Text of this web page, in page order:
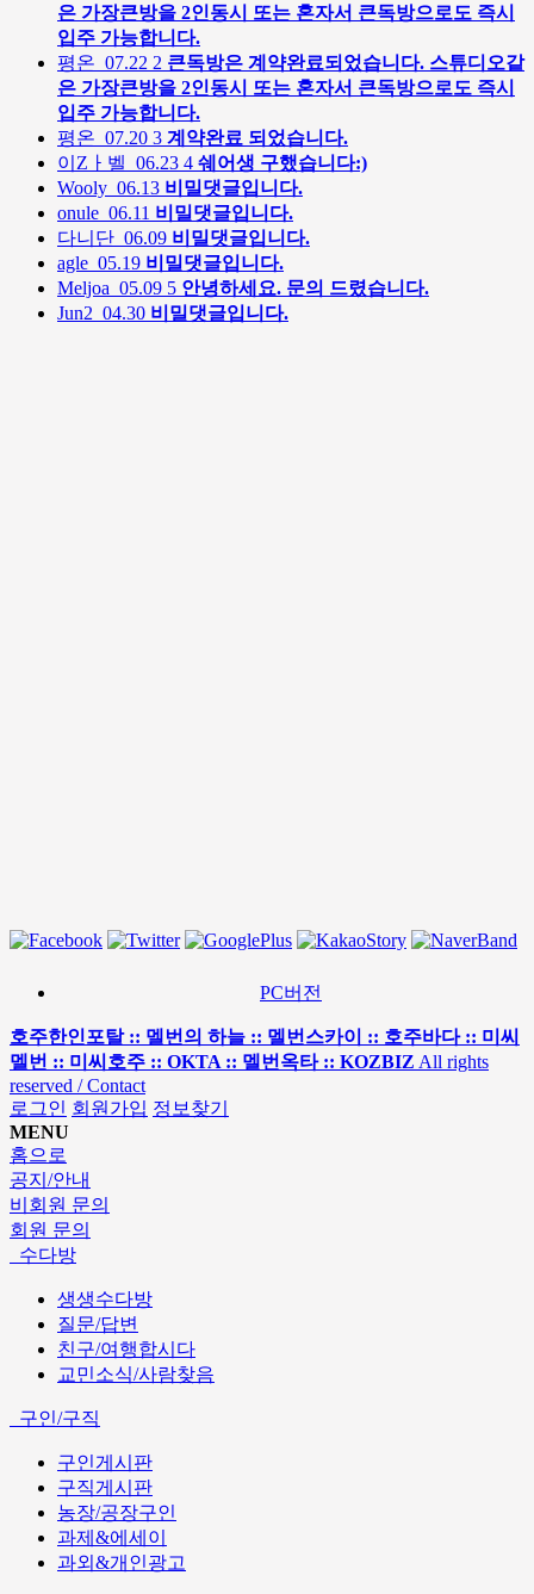
은 가장큰방을 2인동시 또는 혼자서 큰독방으로도 즉시
입주 가능합니다.
평온 07.22 2 큰독방은 계약완료되었습니다. 스튜디오같
은 가장큰방을 2인동시 또는 혼자서 큰독방으로도 즉시
입주 가능합니다.
평온 07.20 3 계약완료 되었습니다.
이Zㅏ벨 06.23 4 쉐어생 구했습니다:)
Wooly 06.13 비밀댓글입니다.
onule 06.11 비밀댓글입니다.
다니단 06.09 비밀댓글입니다.
agle 05.19 비밀댓글입니다.
Meljoa 05.09 5 안녕하세요. 문의 드렸습니다.
Jun2 04.30 비밀댓글입니다.
PC버전
호주한인포탈 :: 멜번의 하늘 :: 멜번스카이 :: 호주바다 :: 미씨
멜번 :: 미씨호주 :: OKTA :: 멜번옥타 :: KOZBIZ All rights
reserved / Contact
로그인 회원가입 정보찾기
MENU
홈으로
공지/안내
비회원 문의
회원 문의
수다방
생생수다방
질문/답변
친구/여행합시다
교민소식/사람찾음
구인/구직
구인게시판
구직게시판
농장/공장구인
과제&에세이
과외&개인광고